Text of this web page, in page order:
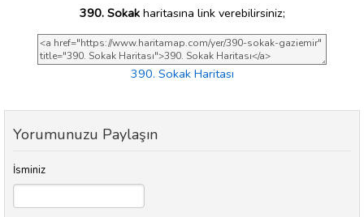
390. Sokakharitasına link verebilirsiniz;
390. Sokak Haritası
Yorumunuzu Paylaşın
İsminiz